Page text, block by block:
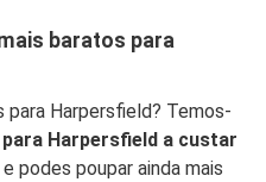
baratos para
Harpersfield? Temos-
Harpersfield a custar
e podes poupar ainda mais